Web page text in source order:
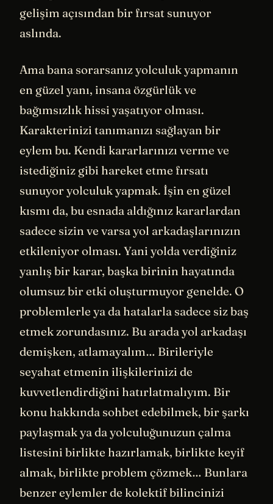
gelişim açısından bir fırsat sunuyor
aslında.
Ama bana sorarsanız yolculuk yapmanın
en güzel yanı, insana özgürlük ve
bağımsızlık hissi yaşatıyor olması.
Karakterinizi tanımanızı sağlayan bir
eylem bu. Kendi kararlarınızı verme ve
istediğiniz gibi hareket etme fırsatı
sunuyor yolculuk yapmak. İşin en güzel
kısmı da, bu esnada aldığınız kararlardan
sadece sizin ve varsa yol arkadaşlarınızın
etkileniyor olması. Yani yolda verdiğiniz
yanlış bir karar, başka birinin hayatında
olumsuz bir etki oluşturmuyor genelde. O
problemlerle ya da hatalarla sadece siz baş
etmek zorundasınız. Bu arada yol arkadaşı
demişken, atlamayalım… Birileriyle
seyahat etmenin ilişkilerinizi de
kuvvetlendirdiğini hatırlatmalıyım. Bir
konu hakkında sohbet edebilmek, bir şarkı
paylaşmak ya da yolculuğunuzun çalma
listesini birlikte hazırlamak, birlikte keyif
almak, birlikte problem çözmek… Bunlara
benzer eylemler de kolektif bilincinizi